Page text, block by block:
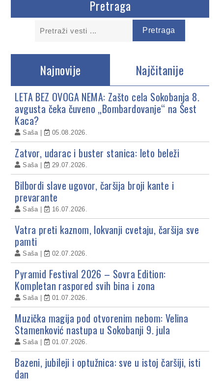
Pretraga
Najnovije Najčitanije
LETA BEZ OVOGA NEMA: Zašto cela Sokobanja 8.
avgusta čeka čuveno „Bombardovanje“ na Šest
Kaca?
Saša 05.08.2026.
Zatvor, udarac i buster stanica: leto beleži
Saša 29.07.2026.
Bilbordi slave ugovor, čaršija broji kante i
prevarante
Saša 16.07.2026.
Vatra preti kaznom, lokvanji cvetaju, čaršija sve
pamti
Saša 02.07.2026.
Pyramid Festival 2026 – Sovra Edition:
Kompletan raspored svih bina i zona
Saša 01.07.2026.
Muzička magija pod otvorenim nebom: Velina
Stamenković nastupa u Sokobanji 9. jula
Saša 01.07.2026.
Bazeni, jubileji i optužnica: sve u istoj čaršiji, isti
dan